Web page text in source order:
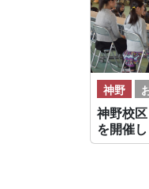
神野
神野校
を開催